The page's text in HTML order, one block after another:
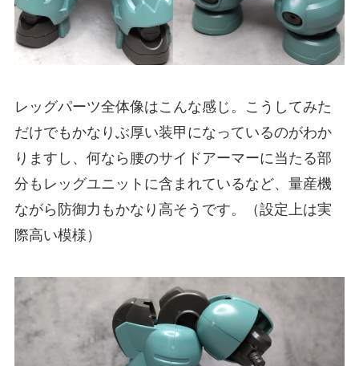
レッグパーツ全体像はこんな感じ。こうしてみた
だけでもかなりぶ厚い装甲になっているのがわか
りますし、何なら腰のサイドアーマーに当たる部
分もレッグユニットに含まれているなど、量産機
ながら防御力もかなり高そうです。（設定上は実
際高い模様）